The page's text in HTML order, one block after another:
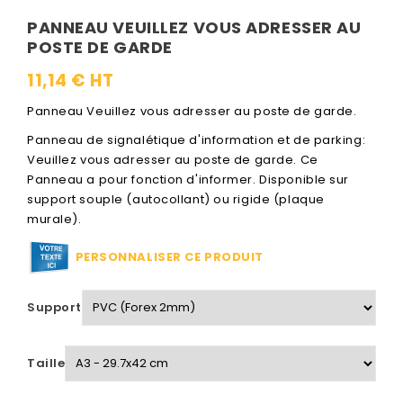
PANNEAU VEUILLEZ VOUS ADRESSER AU
POSTE DE GARDE
11,14 € HT
Panneau Veuillez vous adresser au poste de garde.
Panneau de signalétique d'information et de parking:
Veuillez vous adresser au poste de garde. Ce
Panneau a pour fonction d'informer. Disponible sur
support souple (autocollant) ou rigide (plaque
murale).
PERSONNALISER CE PRODUIT
Support
Taille